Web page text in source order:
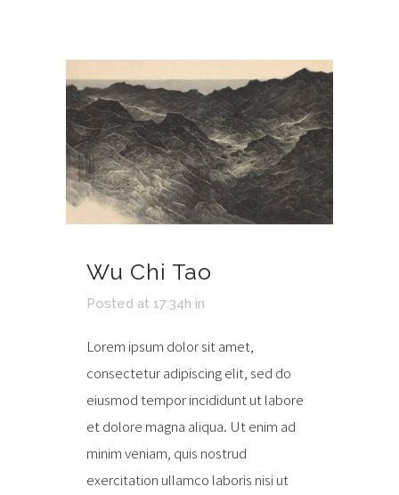
Wu Chi Tao
Posted at 17:34h in
Lorem ipsum dolor sit amet,
consectetur adipiscing elit, sed do
eiusmod tempor incididunt ut labore
et dolore magna aliqua. Ut enim ad
minim veniam, quis nostrud
exercitation ullamco laboris nisi ut